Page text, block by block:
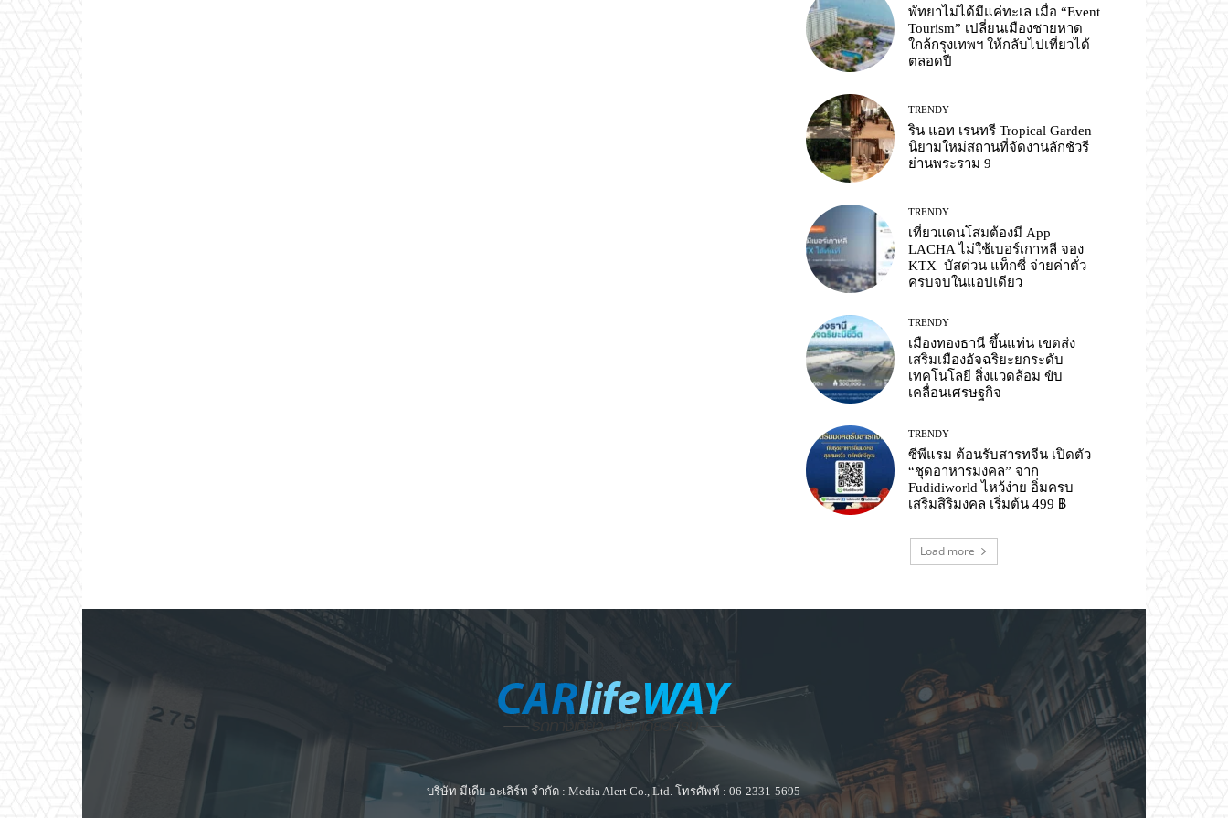
พัทยาไม่ได้มีแค่ทะเล เมื่อ “Event
Tourism” เปลี่ยนเมืองชายหาด
ใกล้กรุงเทพฯ ให้กลับไปเที่ยวได้
ตลอดปี
TRENDY
ริน แอท เรนทรี Tropical Garden
นิยามใหม่สถานที่จัดงานลักชัวรี
ย่านพระราม 9
TRENDY
เที่ยวแดนโสมต้องมี App
LACHA ไม่ใช้เบอร์เกาหลี จอง
KTX–บัสด่วน แท็กซี่ จ่ายค่าตั๋ว
ครบจบในแอปเดียว
TRENDY
เมืองทองธานี ขึ้นแท่น เขตส่ง
เสริมเมืองอัจฉริยะยกระดับ
เทคโนโลยี สิ่งแวดล้อม ขับ
เคลื่อนเศรษฐกิจ
TRENDY
ซีพีแรม ต้อนรับสารทจีน เปิดตัว
“ชุดอาหารมงคล” จาก
Fudidiworld ไหว้ง่าย อิ่มครบ
เสริมสิริมงคล เริ่มต้น 499 ฿
Load more
บริษัท มีเดีย อะเลิร์ท จำกัด : Media Alert Co., Ltd. โทรศัพท์ : 06-2331-5695